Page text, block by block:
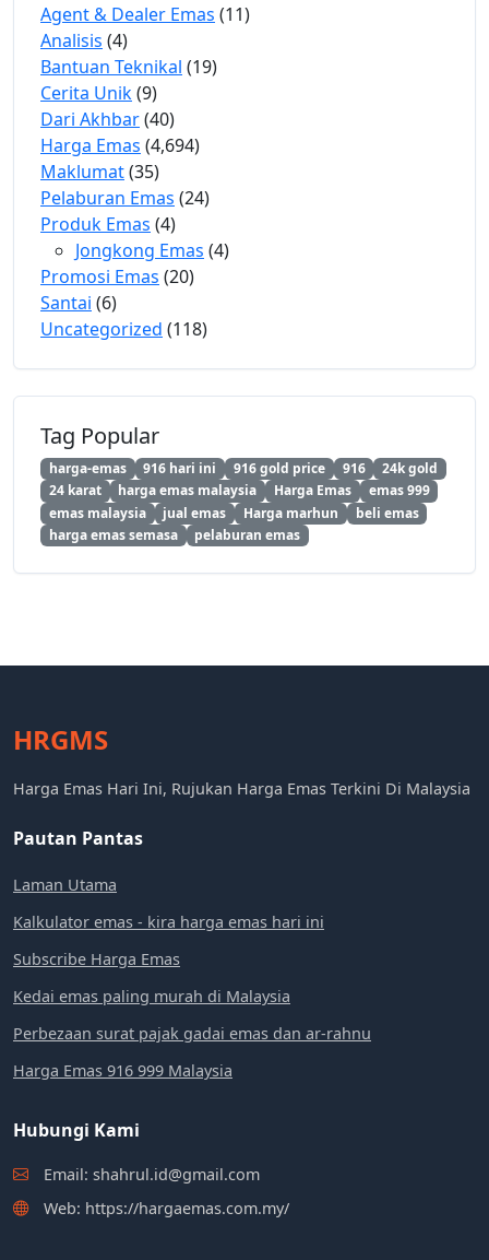
Agent & Dealer Emas (11)
Analisis (4)
Bantuan Teknikal (19)
Cerita Unik(9)
Dari Akhbar(40)
Harga Emas (4,694)
Maklumat(35)
Pelaburan Emas (24)
Produk Emas (4)
Jongkong Emas (4)
Promosi Emas (20)
Santai (6)
Uncategorized (118)
Tag Popular
harga-emas 916 hari ini 916 gold price 916
24k gold
24 karat
harga emas malaysia Harga Emas
emas 999
emas malaysia
jual emas Harga marhun
beli emas
harga emas semasa
pelaburan emas
HRGMS
Harga Emas Hari Ini, Rujukan Harga Emas Terkini Di Malaysia
Pautan Pantas
Laman Utama
Kalkulator emas - kira harga emas hari ini
Subscribe Harga Emas
Kedai emas paling murah di Malaysia
Perbezaan surat pajak gadai emas dan ar-rahnu
Harga Emas 916 999 Malaysia
Hubungi Kami
Email: shahrul.id@gmail.com
Web: https://hargaemas.com.my/